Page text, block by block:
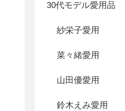
30代モデル愛用品
紗栄子愛用
菜々緒愛用
山田優愛用
鈴木えみ愛用